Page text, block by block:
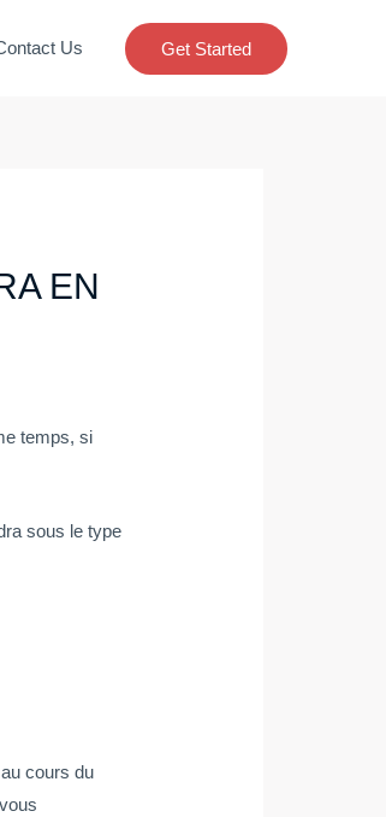
Us Get Started
EN
temps, si
sous le type
cours du